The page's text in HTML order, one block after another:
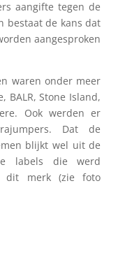
aangifte tegen de
bestaat de kans dat
aangesproken
waren onder meer
BALR, Stone Island,
Ook werden er
Dat de
blijkt wel uit de
labels die werd
dit merk (zie foto